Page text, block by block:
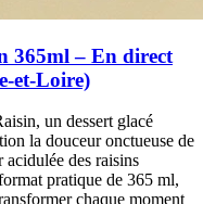
365ml – En direct
et-Loire)
un dessert glacé
la douceur onctueuse de
acidulée des raisins
pratique de 365 ml,
chaque moment